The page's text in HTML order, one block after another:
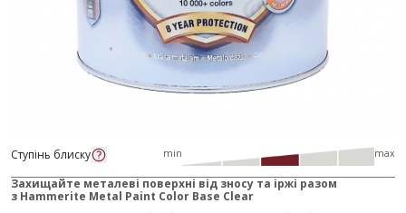
Ступінь блиску min max
Захищайте металеві поверхні від зносу та іржі разом
з Hammerite Metal Paint Color Base Clear